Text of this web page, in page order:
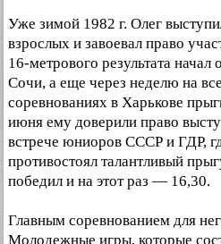
Уже зимой 1982 г. Олег
взрослых и завоевал право
16-метрового результата
Сочи, а еще через неделю на
соревнованиях в Харькове
июня ему доверили право
встрече юниоров СССР и ГДР,
противостоял талантливый
победил и на этот раз — 16,30.
Главным соревнованием для
Молодежные игры, которые